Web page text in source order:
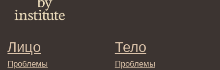
Согласие на обработку
персональных данных
Политика
Реквизиты и контакты
Подписаться
E-mail